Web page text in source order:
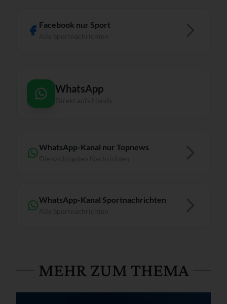
Facebook nur Sport
WhatsApp
WhatsApp-Kanal nur Topnews
WhatsApp-Kanal Sportnachrichten
MEHR ZUM THEMA